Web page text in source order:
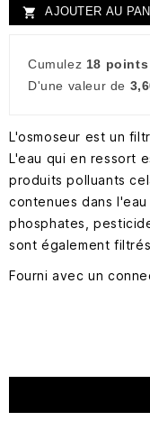
 AJOUTER AU
Cumulez 18 points
D'une valeur de
L'osmoseur est un
L'eau qui en ressort
produits polluants
contenues dans
phosphates,
sont également
Fourni avec un